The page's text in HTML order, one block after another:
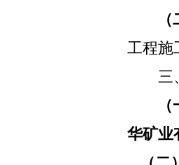
工程施
三
华矿业